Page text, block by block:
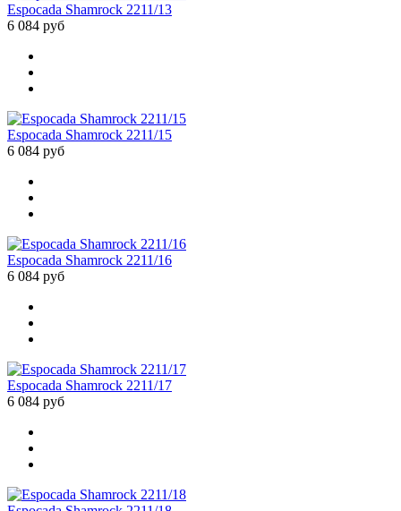
Espocada Shamrock 2211/13
6 084 руб
Espocada Shamrock 2211/15
6 084 руб
Espocada Shamrock 2211/16
6 084 руб
Espocada Shamrock 2211/17
6 084 руб